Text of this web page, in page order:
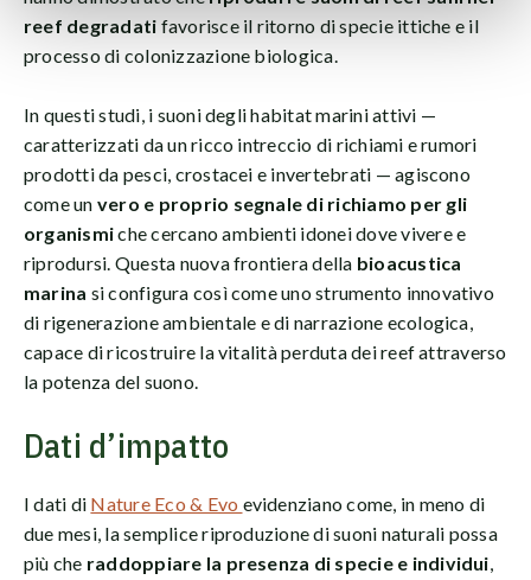
reef degradati favorisce il ritorno di specie ittiche e il
processo di colonizzazione biologica.
In questi studi, i suoni degli habitat marini attivi —
caratterizzati da un ricco intreccio di richiami e rumori
prodotti da pesci, crostacei e invertebrati — agiscono
come un vero e proprio segnale di richiamo per gli
organismiche cercano ambienti idonei dove vivere e
riprodursi. Questa nuova frontiera della bioacustica
marina si configura così come uno strumento innovativo
di rigenerazione ambientale e di narrazione ecologica,
capace di ricostruire la vitalità perduta dei reef attraverso
la potenza del suono.
Dati d’impatto
I dati di Nature Eco & Evo evidenziano come, in meno di
due mesi, la semplice riproduzione di suoni naturali possa
più che raddoppiare la presenza di specie e individui,